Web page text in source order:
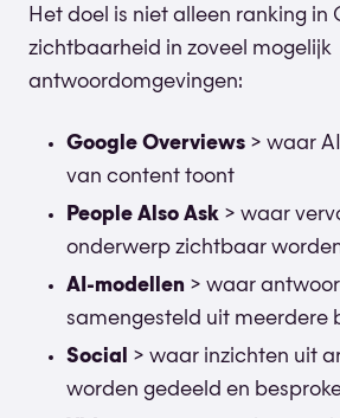
Het doel is niet alleen ranking in
zichtbaarheid in zoveel mogelijk
antwoordomgevingen:
Google Overviews > waar
van content toont
People Also Ask > waar
onderwerp zichtbaar
AI-modellen > waar
samengesteld uit meerdere
Social
> waar inzichten uit
worden gedeeld en